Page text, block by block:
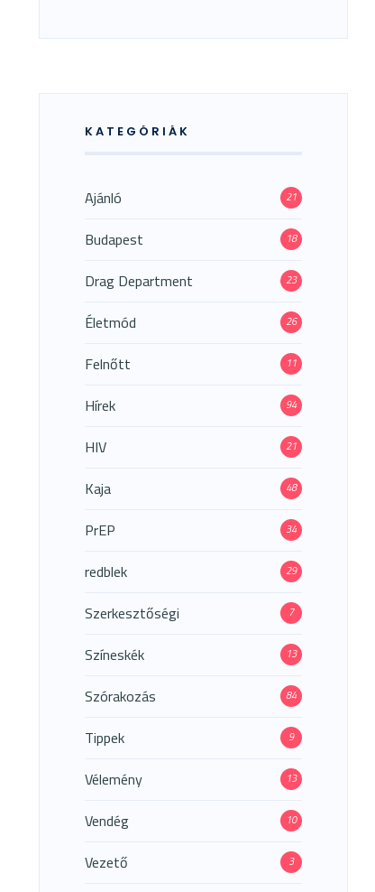
KATEGÓRIÁK
Ajánló 21
Budapest 18
Drag Department 23
Életmód 26
Felnőtt 11
Hírek 94
HIV 21
Kaja 48
PrEP 34
redblek 29
Szerkesztőségi 7
Színeskék 13
Szórakozás 84
Tippek 9
Vélemény 13
Vendég 10
Vezető 3